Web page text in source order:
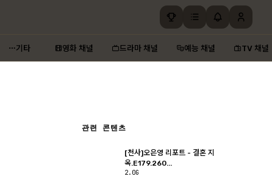
기타 영화 채널 드라마 채널 예능 채널 TV 채널
관련 콘텐츠
[천사]오은영 리포트 - 결혼 지
옥.E179.260...
2.0G